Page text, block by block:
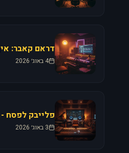
4 באוג׳ 2026
3 באוג׳ 2026